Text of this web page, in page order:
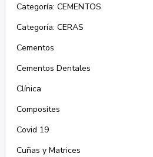
Categoría: CEMENTOS
Categoría: CERAS
Cementos
Cementos Dentales
Clínica
Composites
Covid 19
Cuñas y Matrices